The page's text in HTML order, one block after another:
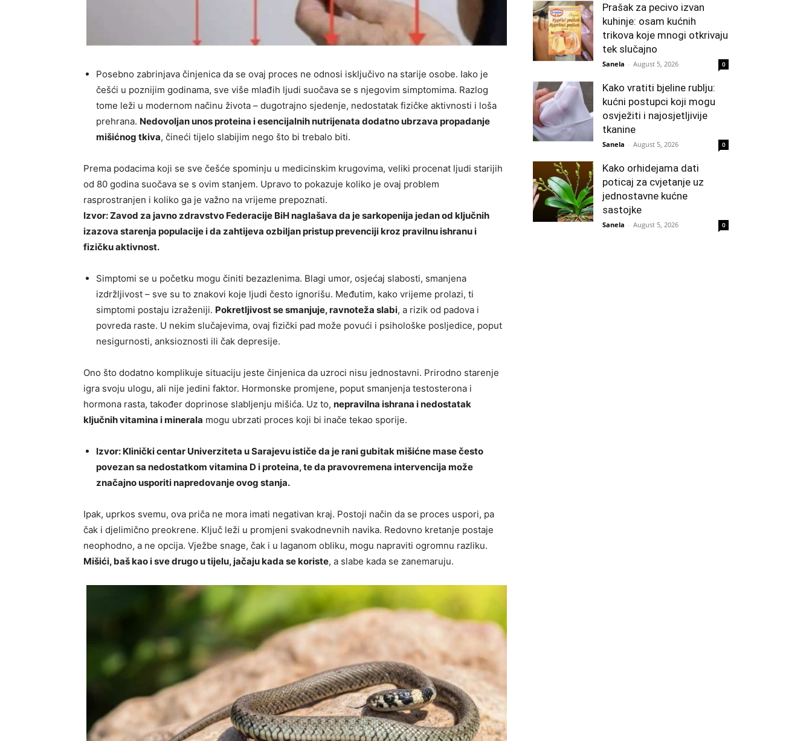
Posebno zabrinjava činjenica da se ovaj proces ne odnosi isključivo na starije osobe. Iako je
češći u poznijim godinama, sve više mlađih ljudi suočava se s njegovim simptomima. Razlog
tome leži u modernom načinu života – dugotrajno sjedenje, nedostatak fizičke aktivnosti i loša
prehrana. Nedovoljan unos proteina i esencijalnih nutrijenata dodatno ubrzava propadanje
mišićnog tkiva, čineći tijelo slabijim nego što bi trebalo biti.
Prema podacima koji se sve češće spominju u medicinskim krugovima, veliki procenat ljudi starijih
od 80 godina suočava se s ovim stanjem. Upravo to pokazuje koliko je ovaj problem
rasprostranjen i koliko ga je važno na vrijeme prepoznati.
Izvor: Zavod za javno zdravstvo Federacije BiH naglašava da je sarkopenija jedan od ključnih
izazova starenja populacije i da zahtijeva ozbiljan pristup prevenciji kroz pravilnu ishranu i
fizičku aktivnost.
Simptomi se u početku mogu činiti bezazlenima. Blagi umor, osjećaj slabosti, smanjena
izdržljivost – sve su to znakovi koje ljudi često ignorišu. Međutim, kako vrijeme prolazi, ti
simptomi postaju izraženiji. Pokretljivost se smanjuje, ravnoteža slabi, a rizik od padova i
povreda raste. U nekim slučajevima, ovaj fizički pad može povući i psihološke posljedice, poput
nesigurnosti, anksioznosti ili čak depresije.
Ono što dodatno komplikuje situaciju jeste činjenica da uzroci nisu jednostavni. Prirodno starenje
igra svoju ulogu, ali nije jedini faktor. Hormonske promjene, poput smanjenja testosterona i
hormona rasta, također doprinose slabljenju mišića. Uz to, nepravilna ishrana i nedostatak
ključnih vitamina i minerala mogu ubrzati proces koji bi inače tekao sporije.
Izvor: Klinički centar Univerziteta u Sarajevu ističe da je rani gubitak mišićne mase često
povezan sa nedostatkom vitamina D i proteina, te da pravovremena intervencija može
značajno usporiti napredovanje ovog stanja.
Ipak, uprkos svemu, ova priča ne mora imati negativan kraj. Postoji način da se proces uspori, pa
čak i djelimično preokrene. Ključ leži u promjeni svakodnevnih navika. Redovno kretanje postaje
neophodno, a ne opcija. Vježbe snage, čak i u laganom obliku, mogu napraviti ogromnu razliku.
Mišići, baš kao i sve drugo u tijelu, jačaju kada se koriste, a slabe kada se zanemaruju.
Prašak za pecivo izvan
kuhinje: osam kućnih
trikova koje mnogi otkrivaju
tek slučajno
Sanela - August 5, 2026 0
Kako vratiti bjeline rublju:
kućni postupci koji mogu
osvježiti i najosjetljivije
tkanine
Sanela - August 5, 2026 0
Kako orhidejama dati
poticaj za cvjetanje uz
jednostavne kućne
sastojke
Sanela - August 5, 2026 0